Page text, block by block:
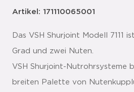
Artikel: 171110065001
Das VSH Shurjoint Modell 7111
Grad und zwei Nuten.
VSH Shurjoint-Nutrohrsysteme
breiten Palette von